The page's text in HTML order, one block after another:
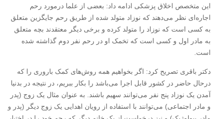
این متخصص اخلاق پزشکی ادامه داد: بعضی از علما درمورد رحم
اجاره‌ای نظر می‌دهند که نوزاد متولد شده از طریق رحم جایگزین متعلق
به کسی است که نوزاد را متولد کرده و برخی دیگر معتقدند بچه متعلق
به مادر اول و کسی‌ است که تخمک او در رحم نفر دوم گذاشته شده
است.
دکتر باقری تصریح کرد: اگر بخواهیم همه روش‌های کمک باروری را که
درحال حاضر در کشور قابل اجرا می‌باشد را بکار ببریم، در نتیجه در بدنیا
آمدن یک نوزاد پنج نفر می‌توانند سهیم باشند. به عنوان مثال یک زوج (پدر
و مادر اجتماعی) می‌توانند با استفاده از رویان اهدایی یک زوج دیگر (پدر و